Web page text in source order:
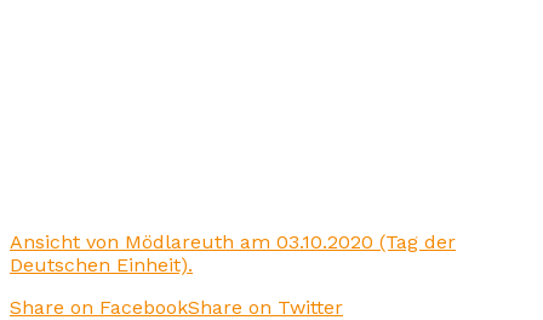
Ansicht von Mödlareuth am 03.10.2020 (Tag der
Deutschen Einheit).
Share on FacebookShare on Twitter